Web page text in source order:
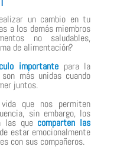
un cambio en tu
a los demás miembros
no saludables,
de alimentación?
importantepara la
más unidas cuando
juntos.
que nos permiten
sin embargo, los
las quecomparten las
estar emocionalmente
con sus compañeros.